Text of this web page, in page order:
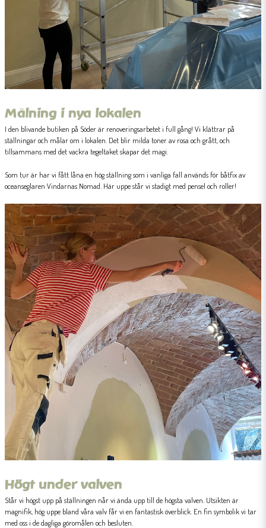
Målning i nya lokalen
I den blivande butiken på Söder är renoveringsarbetet i full gång! Vi klättrar på
ställningar och målar om i lokalen. Det blir milda toner av rosa och grått, och
tillsammans med det vackra tegeltaket skapar det magi.
Som tur är har vi fått låna en hög ställning som i vanliga fall används för båtfix av
oceanseglaren Vindarnas Nomad. Här uppe står vi stadigt med pensel och roller!
Högt under valven
Står vi högst upp på ställningen når vi ända upp till de högsta valven. Utsikten är
magnifik, hög uppe bland våra valv får vi en fantastisk överblick. En fin symbolik vi tar
med oss i de dagliga göromålen och besluten.